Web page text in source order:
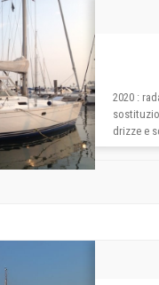
2020 :
drizze e